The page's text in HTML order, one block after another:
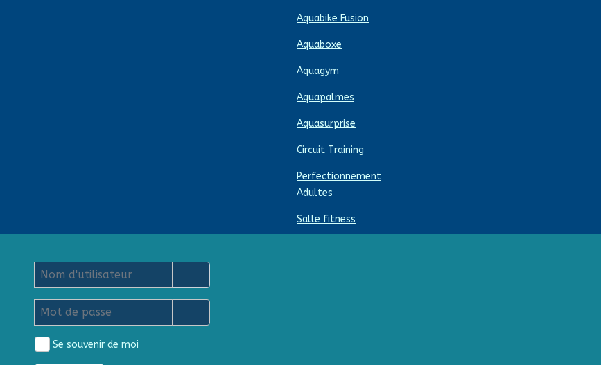
Aquabike Fusion
Aquaboxe
Aquagym
Aquapalmes
Aquasurprise
Circuit Training
Perfectionnement
Adultes
Salle fitness
Nom d'utilisateur
Mot de passe
Afficher le mot de passe
Se souvenir de moi